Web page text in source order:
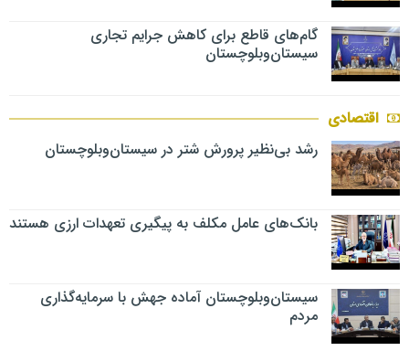
گام‌های قاطع برای کاهش جرایم تجاری
سیستان‌وبلوچستان
اقتصادی
رشد بی‌نظیر پرورش شتر در سیستان‌وبلوچستان
بانک‌های عامل مکلف به پیگیری تعهدات ارزی هستند
سیستان‌وبلوچستان آماده جهش با سرمایه‌گذاری
مردم